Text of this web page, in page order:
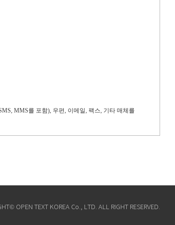
MMS를 포함), 우편, 이메일, 팩스, 기타 매체를
OPEN TEXT KOREA Co., LTD. ALL RIGHT RESERVED.